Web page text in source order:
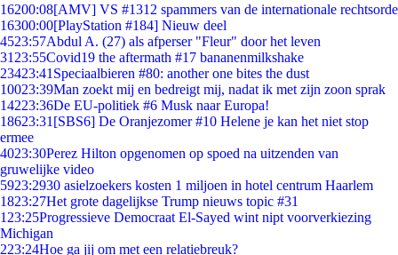
16200:08[AMV] VS #1312 spammers van de internationale rechtsorde
16300:00[PlayStation #184] Nieuw deel
4523:57Abdul A. (27) als afperser "Fleur" door het leven
31 23:55Covid19 the aftermath #17 bananenmilkshake
23423:41 Speciaalbieren #80: another one bites the dust
10023:39Man zoekt mij en bedreigt mij, nadat ik met zijn zoon sprak
14223:36De EU-politiek #6 Musk naar Europa!
18623:31 [SBS6] De Oranjezomer #10 Helene je kan het niet stop
ermee
4023:30Perez Hilton opgenomen op spoed na uitzenden van
gruwelijke video
5923:2930 asielzoekers kosten 1 miljoen in hotel centrum Haarlem
1823:27Het grote dagelijkse Trump nieuws topic #31
1 23:25Progressieve Democraat El-Sayed wint nipt voorverkiezing
Michigan
223:24Hoe ga jij om met een relatiebreuk?